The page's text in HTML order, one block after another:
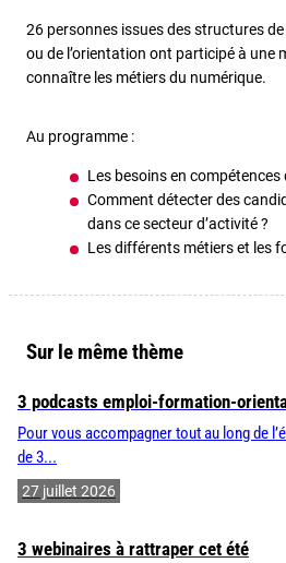
26 personnes issues des structures
ou de l’orientation ont participé à une
connaître les métiers du numérique.
Au programme :
Les besoins en compétences
Comment détecter des
dans ce secteur d’activité ?
Les différents métiers et les
Sur le même thème
3 podcasts emploi-formation-
Pour vous accompagner tout au long de
de 3...
27 juillet 2026
3 webinaires à rattraper cet été